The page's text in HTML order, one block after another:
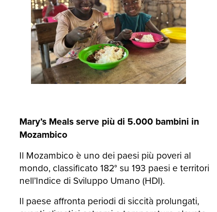
Mary’s Meals serve più di 5.000 bambini in
Mozambico
Il Mozambico è uno dei paesi più poveri al
mondo, classificato 182° su 193 paesi e territori
nell’Indice di Sviluppo Umano (HDI).
Il paese affronta periodi di siccità prolungati,